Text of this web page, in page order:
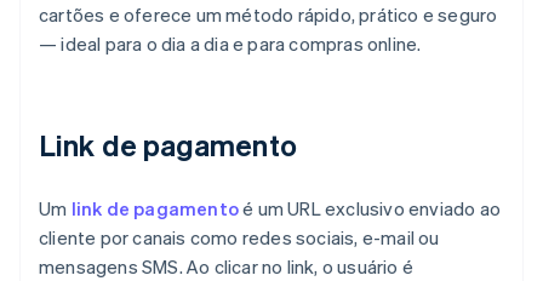
cartões e oferece um método rápido, prático e seguro
— ideal para o dia a dia e para compras online.
Link de pagamento
Um link de pagamentoé um URL exclusivo enviado ao
cliente por canais como redes sociais, e-mail ou
mensagens SMS. Ao clicar no link, o usuário é